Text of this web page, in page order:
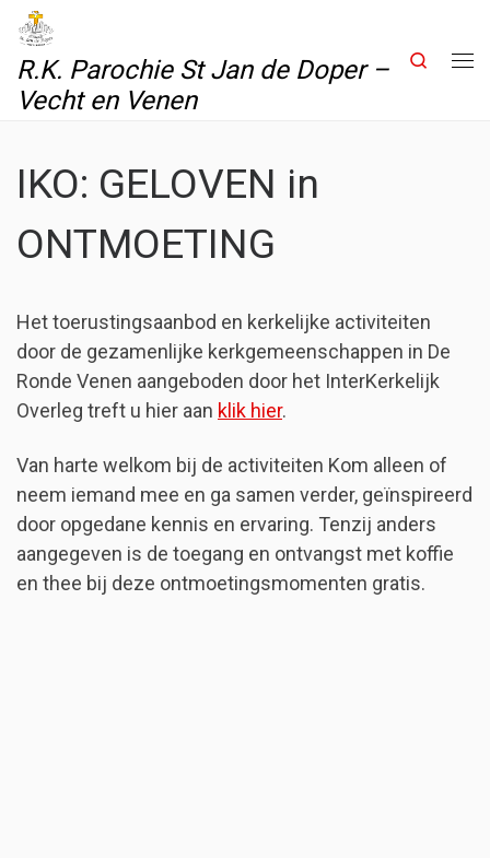
Skip to content
R.K. Parochie St Jan de Doper –
Vecht en Venen
Search
IKO: GELOVEN in
ONTMOETING
Het toerustingsaanbod en kerkelijke activiteiten
door de gezamenlijke kerkgemeenschappen in De
Ronde Venen aangeboden door het InterKerkelijk
Overleg treft u hier aan klik hier.
Van harte welkom bij de activiteiten Kom alleen of
neem iemand mee en ga samen verder, geïnspireerd
door opgedane kennis en ervaring. Tenzij anders
aangegeven is de toegang en ontvangst met koffie
en thee bij deze ontmoetingsmomenten gratis.